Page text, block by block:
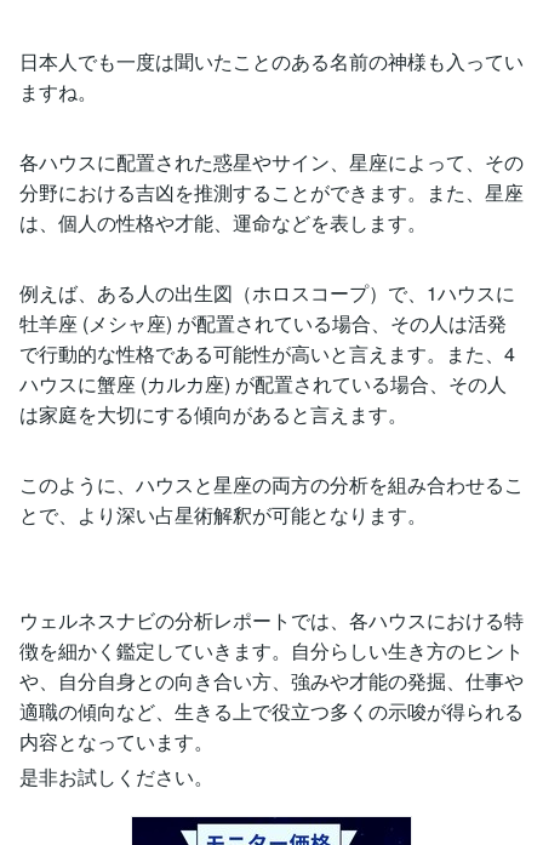
日本人でも一度は聞いたことのある名前の神様も入ってい
ますね。
各ハウスに配置された惑星やサイン、星座によって、その
分野における吉凶を推測することができます。また、星座
は、個人の性格や才能、運命などを表します。
例えば、ある人の出生図（ホロスコープ）で、1ハウスに
牡羊座 (メシャ座) が配置されている場合、その人は活発
で行動的な性格である可能性が高いと言えます。また、4
ハウスに蟹座 (カルカ座) が配置されている場合、その人
は家庭を大切にする傾向があると言えます。
このように、ハウスと星座の両方の分析を組み合わせるこ
とで、より深い占星術解釈が可能となります。
ウェルネスナビの分析レポートでは、各ハウスにおける特
徴を細かく鑑定していきます。自分らしい生き方のヒント
や、自分自身との向き合い方、強みや才能の発掘、仕事や
適職の傾向など、生きる上で役立つ多くの示唆が得られる
内容となっています。
是非お試しください。